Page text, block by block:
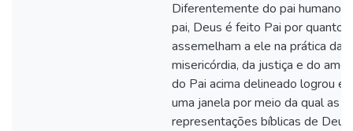
Diferentemente do pai humano,
pai, Deus é feito Pai por
assemelham a ele na prática da
misericórdia, da justiça e do
do Pai acima delineado logrou
uma janela por meio da qual as
representações bíblicas de